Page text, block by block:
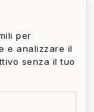
a
o
per
e analizzare il
senza il tuo